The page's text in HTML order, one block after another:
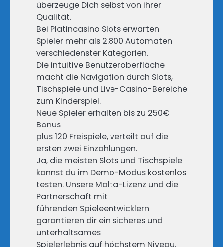
überzeuge Dich selbst von ihrer
Qualität.
Bei Platincasino Slots erwarten
Spieler mehr als 2.800 Automaten
verschiedenster Kategorien.
Die intuitive Benutzeroberfläche
macht die Navigation durch Slots,
Tischspiele und Live-Casino-Bereiche
zum Kinderspiel.
Neue Spieler erhalten bis zu 250€
Bonus
plus 120 Freispiele, verteilt auf die
ersten zwei Einzahlungen.
Ja, die meisten Slots und Tischspiele
kannst du im Demo-Modus kostenlos
testen. Unsere Malta-Lizenz und die
Partnerschaft mit
führenden Spieleentwicklern
garantieren dir ein sicheres und
unterhaltsames
Spielerlebnis auf höchstem Niveau.